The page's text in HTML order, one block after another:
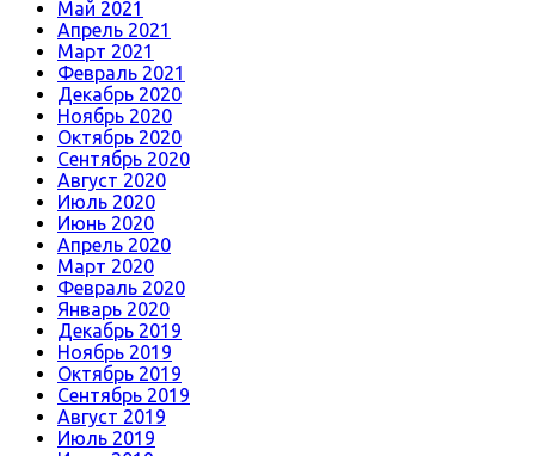
Май 2021
Апрель 2021
Март 2021
Февраль 2021
Декабрь 2020
Ноябрь 2020
Октябрь 2020
Сентябрь 2020
Август 2020
Июль 2020
Июнь 2020
Апрель 2020
Март 2020
Февраль 2020
Январь 2020
Декабрь 2019
Ноябрь 2019
Октябрь 2019
Сентябрь 2019
Август 2019
Июль 2019